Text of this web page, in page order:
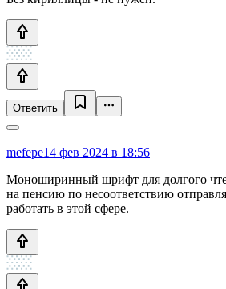
Ответить
mefepe14 фев 2024 в 18:56
Моноширинный шрифт для долгого
на пенсию по несоответствию
работать в этой сфере.